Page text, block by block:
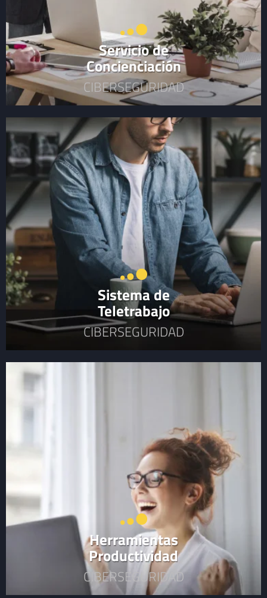
Servicio de
Concienciación
CIBERSEGURIDAD
Sistema de
Teletrabajo
CIBERSEGURIDAD
Herramientas
Productividad
CIBERSEGURIDAD